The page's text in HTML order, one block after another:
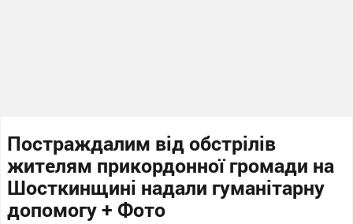
Постраждалим від обстрілів
жителям прикордонної громади на
Шосткинщині надали гуманітарну
допомогу + Фото